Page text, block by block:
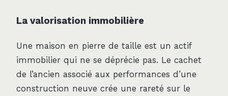
La valorisation immobilière
Une maison en pierre de taille est un actif
immobilier qui ne se déprécie pas. Le cachet
de l’ancien associé aux performances d’une
construction neuve crée une rareté sur le